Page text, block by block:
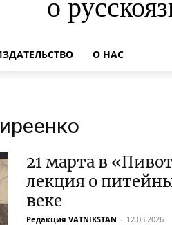
о
О НАС
21 марта в
лекция о
веке
Редакция VATNIKSTAN - 12.03.2026